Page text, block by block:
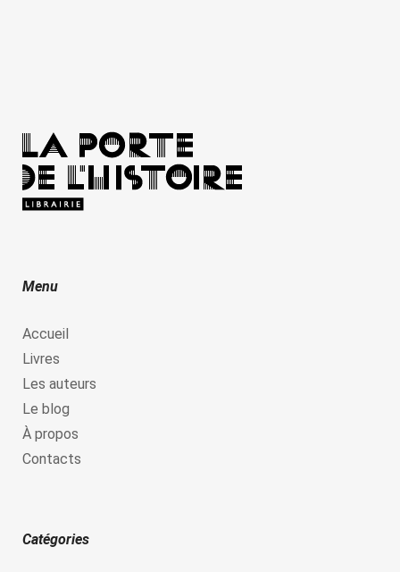
Menu
Accueil
Livres
Les auteurs
Le blog
À propos
Contacts
Catégories